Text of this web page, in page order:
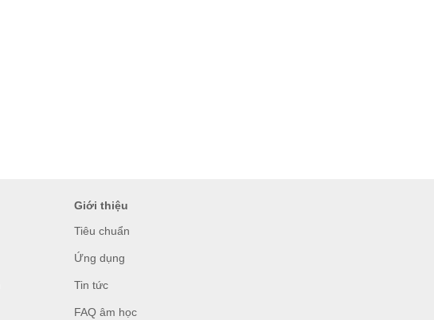
Giới thiệu
Tiêu chuẩn
Ứng dụng
Tin tức
FAQ âm học